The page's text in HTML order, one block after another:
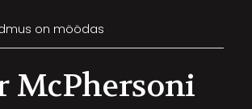
on möödas
McPhersoni